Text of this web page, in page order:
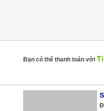
Bạn có thể thanh toán với